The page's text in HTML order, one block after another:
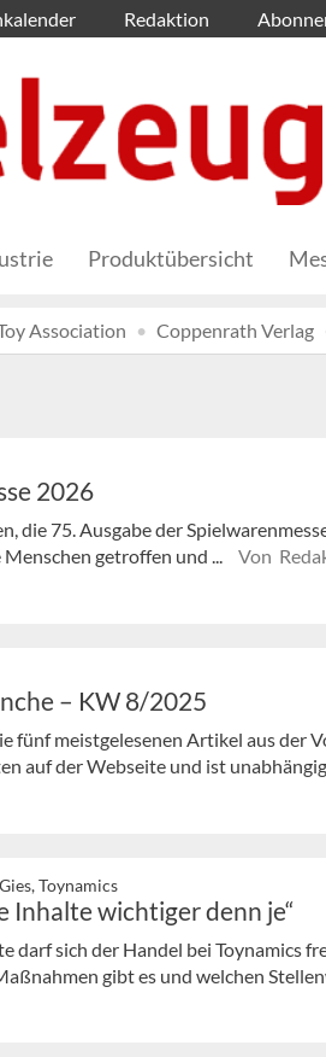
Redaktion
Produktübersicht
Association Coppenrath Verlag
2026
die 75. Ausgabe der
getroffen und ...
Von
– KW 8/2025
fünf meistgelesenen Artikel aus der
auf der Webseite und ist unabhängig
Toynamics
Inhalte wichtiger denn je“
darf sich der Handel bei Toynamics
gibt es und welchen